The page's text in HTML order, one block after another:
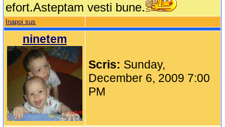
efort.Asteptam vesti bune.
Inapoi sus
ninetem
Scris: Sunday,
December 6, 2009 7:00
PM